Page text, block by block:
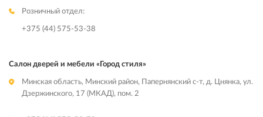
Розничный отдел:
+375 (44) 575-53-38
Салон дверей и мебели «Город стиля»
Минская область, Минский район, Папернянский с-т, д. Цнянка, ул.
Дзержинского, 17 (МКАД), пом. 2